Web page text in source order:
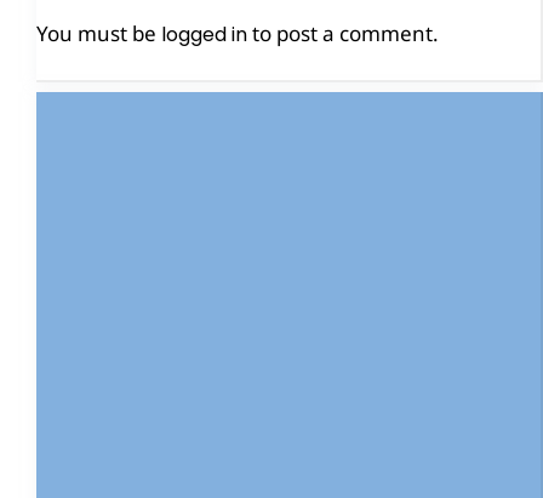
You must be logged into post a comment.